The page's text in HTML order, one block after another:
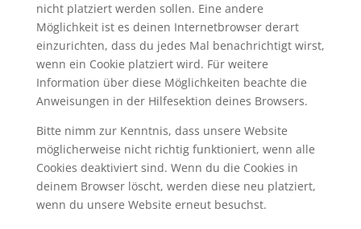
nicht platziert werden sollen. Eine andere
Möglichkeit ist es deinen Internetbrowser derart
einzurichten, dass du jedes Mal benachrichtigt wirst,
wenn ein Cookie platziert wird. Für weitere
Information über diese Möglichkeiten beachte die
Anweisungen in der Hilfesektion deines Browsers.
Bitte nimm zur Kenntnis, dass unsere Website
möglicherweise nicht richtig funktioniert, wenn alle
Cookies deaktiviert sind. Wenn du die Cookies in
deinem Browser löscht, werden diese neu platziert,
wenn du unsere Website erneut besuchst.